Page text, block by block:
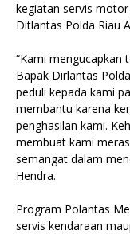
kegiatan servis
Ditlantas Polda Riau
“Kami mengucapkan
Bapak Dirlantas
peduli kepada kami
membantu karena
penghasilan kami.
membuat kami
semangat dalam
Hendra.
Program Polantas
servis kendaraan